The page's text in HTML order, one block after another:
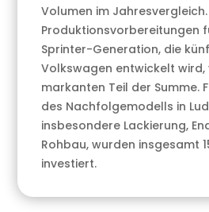
Volumen im Jahresvergleich.
Produktionsvorbereitungen
Sprinter-Generation, die
Volkswagen entwickelt wird,
markanten Teil der Summe.
des Nachfolgemodells in
insbesondere Lackierung,
Rohbau, wurden insgesamt
investiert.